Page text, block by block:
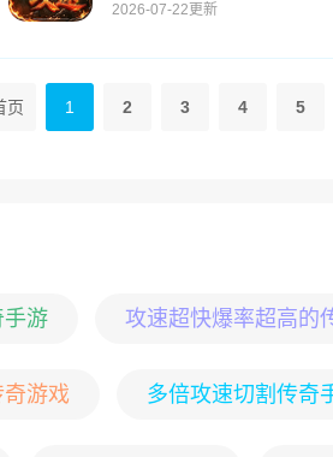
2026-07-22更新
页 1 2 3 4 5
手游 攻速超快爆率超高的
游戏 多倍攻速切割传奇